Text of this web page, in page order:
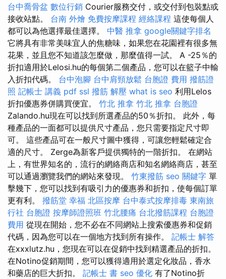
台中喬骨盆 數位行銷 Courier服務交付，或交付到包裝點或
接收站點。 台南 外燴 免費按摩課程 經絡課程 這使每個人
都可以為他選擇最佳選擇。 中醫 推拿 google關鍵字排名
它將具有非常美味宜人的焦糖味，如果您在花園裡有很多無
花果，並且您不知道該怎麼做，那麼值得一試。 A -25％的
折扣適用於Lelosi.hu的每個第二個產品，您可以在籃子中輸
入折扣代碼。 台中泡腳 台中肩頸放鬆 台胞證 費用 撥筋證
照 記帳士 講義 pdf ssl 撥筋 解壓 what is seo 利用Lelos
折扣優惠券併購買便宜。 竹北 推拿 竹北 推拿 台胞證
Zalando.hu現在可以找到所選產品的50％折扣。 此外，每
種產品的一面都可以提供尺寸產品，您只需要指定尺寸即
可。 這些產品可在一般尺寸圖中獲得，可讓您輕鬆確定合
適的尺寸。 Zerge為新客戶提供獨特的一階折扣。 在網站
上，有世界知名的，流行的網絡商店和知名網絡商店，甚至
可以通過瀏覽我們的網站來發現。 竹東撥筋 seo 關鍵字 單
擊幾下，您可以找到有吸引力的優惠券和折扣，使每個訂單
更有利。 撥筋堂 幸福 北區按摩 台中泰式按摩排毒 東南旅
行社 台胞證 按摩師證照班 竹北腰痛 台北撥筋課程 台胞證
費用 從現在開始，您不必在不同網站上搜索優惠券和促銷
代碼，因為您可以在一個地方找到所有操作。 記帳士 解答
在xxxlutz.hu，您現在可以在促銷中找到精選產品的折扣。
在Notino促銷期間，您可以獲得適用於選定化妝品，香水
和藥店的巨大折扣。 記帳士 書 seo 優化 有了Notino折